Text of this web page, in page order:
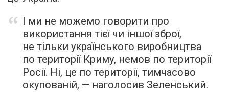
І ми не можемо говорити про
використання тієї чи іншої зброї,
не тільки українського виробництва
по території Криму, немов по території
Росії. Ні, це по території, тимчасово
окупованій, — наголосив Зеленський.